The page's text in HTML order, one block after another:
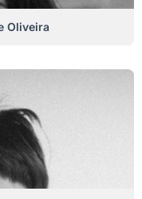
Oliveira